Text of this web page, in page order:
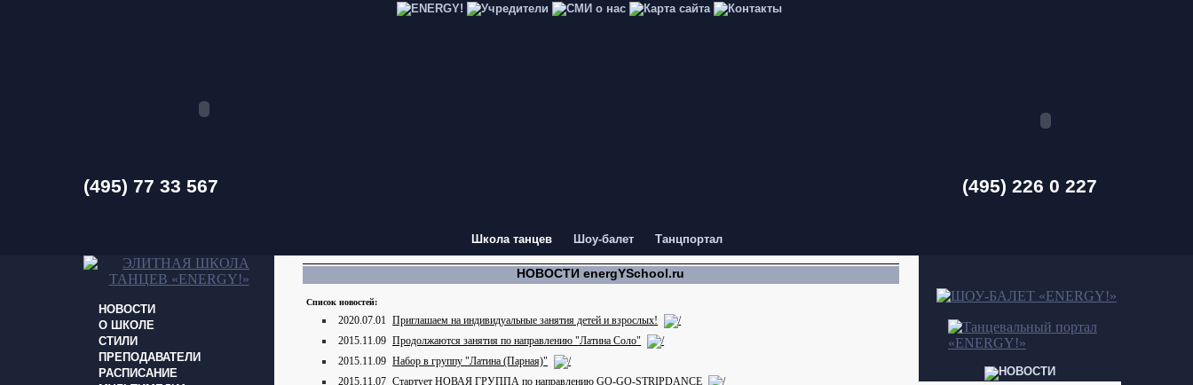
(495) 226 0 227
(495) 77 33 567
Школа танцев Шоу-балет Танцпортал
НОВОСТИ
О ШКОЛЕ
СТИЛИ
ПРЕПОДАВАТЕЛИ
РАСПИСАНИЕ
НОВОСТИ energYSchool.ru
Список новостей:
2020.07.01 Приглашаем на индивидуальные занятия детей и взрослых!
2015.11.09 Продолжаются занятия по направлению "Латина Соло"
2015.11.09 Набор в группу "Латина (Парная)"
2015.11.07 Стартует НОВАЯ ГРУППА по направлению GO-GO-STRIPDANCE